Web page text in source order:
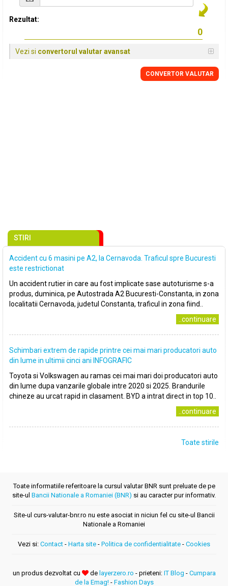
Rezultat:
Vezi si convertorul valutar avansat
CONVERTOR VALUTAR
STIRI
Accident cu 6 masini pe A2, la Cernavoda. Traficul spre Bucuresti
este restrictionat
Un accident rutier in care au fost implicate sase autoturisme s-a
produs, duminica, pe Autostrada A2 Bucuresti-Constanta, in zona
localitatii Cernavoda, judetul Constanta, traficul in zona fiind..
..continuare
Schimbari extrem de rapide printre cei mai mari producatori auto
din lume in ultimii cinci ani INFOGRAFIC
Toyota si Volkswagen au ramas cei mai mari doi producatori auto
din lume dupa vanzarile globale intre 2020 si 2025. Brandurile
chineze au urcat rapid in clasament. BYD a intrat direct in top 10..
..continuare
Toate stirile
Toate informatiile referitoare la cursul valutar BNR sunt preluate de pe
site-ul Bancii Nationale a Romaniei (BNR) si au caracter pur informativ.
Site-ul curs-valutar-bnr.ro nu este asociat in niciun fel cu site-ul Bancii
Nationale a Romaniei
Vezi si: Contact - Harta site - Politica de confidentialitate - Cookies
un produs dezvoltat cu de layerzero.ro - prieteni: IT Blog - Cumpara
de la Emag!- Fashion Days